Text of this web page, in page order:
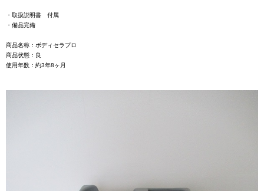
・取扱説明書 付属
・備品完備
商品名称：ボディセラプロ
商品状態：良
使用年数：約3年8ヶ月